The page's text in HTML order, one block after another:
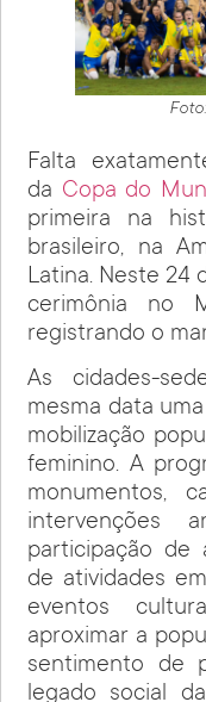
Falta
da Copa do
primeira na
brasileiro, na
Latina. Neste 24
cerimônia no
registrando o
As cidades-
mesma data
mobilização
feminino. A
monumentos,
intervenções
participação de
de atividades
eventos
aproximar a
sentimento de
legado social